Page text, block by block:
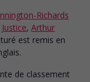
Richards
, Arthur
est remis en